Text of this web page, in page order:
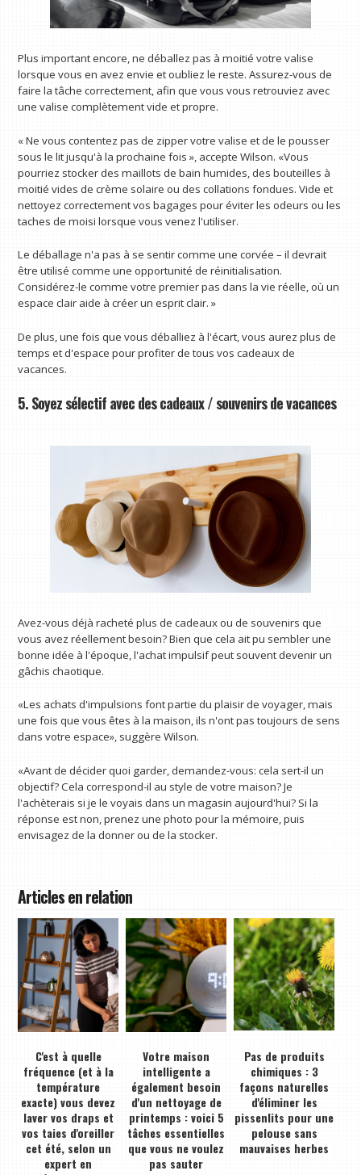
Plus important encore, ne déballez pas à moitié votre valise
lorsque vous en avez envie et oubliez le reste. Assurez-vous de
faire la tâche correctement, afin que vous vous retrouviez avec
une valise complètement vide et propre.
« Ne vous contentez pas de zipper votre valise et de le pousser
sous le lit jusqu'à la prochaine fois », accepte Wilson. «Vous
pourriez stocker des maillots de bain humides, des bouteilles à
moitié vides de crème solaire ou des collations fondues. Vide et
nettoyez correctement vos bagages pour éviter les odeurs ou les
taches de moisi lorsque vous venez l'utiliser.
Le déballage n'a pas à se sentir comme une corvée – il devrait
être utilisé comme une opportunité de réinitialisation.
Considérez-le comme votre premier pas dans la vie réelle, où un
espace clair aide à créer un esprit clair. »
De plus, une fois que vous déballiez à l'écart, vous aurez plus de
temps et d'espace pour profiter de tous vos cadeaux de
vacances.
5. Soyez sélectif avec des cadeaux / souvenirs de vacances
Avez-vous déjà racheté plus de cadeaux ou de souvenirs que
vous avez réellement besoin? Bien que cela ait pu sembler une
bonne idée à l'époque, l'achat impulsif peut souvent devenir un
gâchis chaotique.
«Les achats d'impulsions font partie du plaisir de voyager, mais
une fois que vous êtes à la maison, ils n'ont pas toujours de sens
dans votre espace», suggère Wilson.
«Avant de décider quoi garder, demandez-vous: cela sert-il un
objectif? Cela correspond-il au style de votre maison? Je
l'achèterais si je le voyais dans un magasin aujourd'hui? Si la
réponse est non, prenez une photo pour la mémoire, puis
envisagez de la donner ou de la stocker.
Articles en relation
C'est à quelle
fréquence (et à la
température
exacte) vous devez
laver vos draps et
vos taies d'oreiller
cet été, selon un
expert en
Votre maison
intelligente a
également besoin
d'un nettoyage de
printemps : voici 5
tâches essentielles
que vous ne voulez
pas sauter
Pas de produits
chimiques : 3
façons naturelles
d'éliminer les
pissenlits pour une
pelouse sans
mauvaises herbes